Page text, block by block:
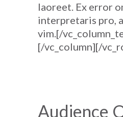
laoreet. Ex error
interpretaris pro,
vim.[/
[/vc_column][/
Audience